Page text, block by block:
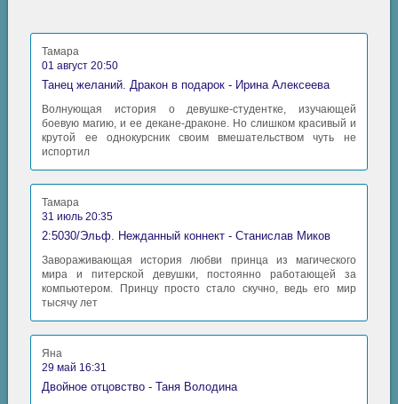
Тамара
01 август 20:50
Танец желаний. Дракон в подарок - Ирина Алексеева
Волнующая история о девушке-студентке, изучающей
боевую магию, и ее декане-драконе. Но слишком красивый и
крутой ее однокурсник своим вмешательством чуть не
испортил
Тамара
31 июль 20:35
2:5030/Эльф. Нежданный коннект - Станислав Миков
Завораживающая история любви принца из магического
мира и питерской девушки, постоянно работающей за
компьютером. Принцу просто стало скучно, ведь его мир
тысячу лет
Яна
29 май 16:31
Двойное отцовство - Таня Володина